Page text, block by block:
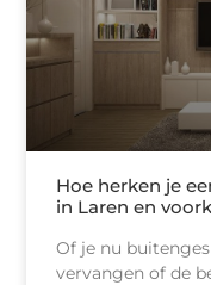
Hoe herken je
in Laren en
Of je nu
vervangen of de